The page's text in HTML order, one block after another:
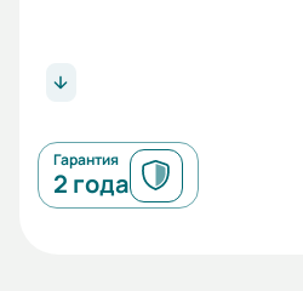
Гарантия
2 года